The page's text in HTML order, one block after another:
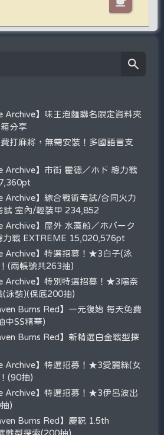
Archive】味王泡麵聯名限定資料夾
分享
打麻將，無需安裝！多國語言支
Archive】市街 霍德／ホド 總力戰
Archive】綜合戰術考試/合同火力
試 室內/輕裝甲 234,852
Archive】屋外 水藻船／ホバーク
力戰 EXTREME 15,020,576pt
Archive】特選招募！★3白子(泳
(兩帳號共263抽)
Archive】特別特選招募！★3陽奈
泳裝)(保底200抽)
Burns Red】一元復始 每天免費
中SS精華)
Burns Red】新精選白金戰型探
Archive】特選招募！★3愛麗絲(女
(90抽)
Archive】特選招募！★3伊呂波出
)
Burns Red】慶祝 1.5th
戰型探索(200抽)